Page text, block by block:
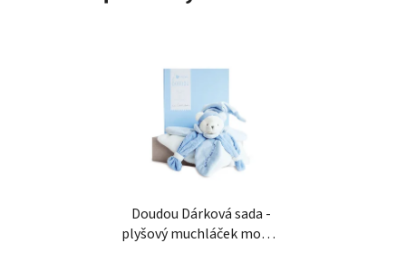
Doudou Dárková sada -
plyšový muchláček modrý